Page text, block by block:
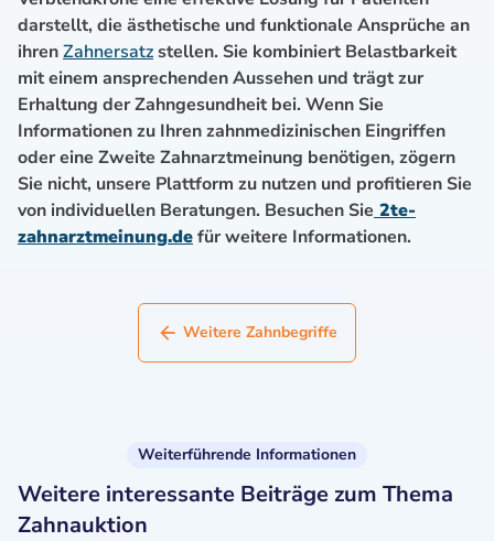
darstellt, die ästhetische und funktionale Ansprüche an
ihrenZahnersatzstellen. Sie kombiniert Belastbarkeit
mit einem ansprechenden Aussehen und trägt zur
Erhaltung der Zahngesundheit bei. Wenn Sie
Informationen zu Ihren zahnmedizinischen Eingriffen
oder eine Zweite Zahnarztmeinung benötigen, zögern
Sie nicht, unsere Plattform zu nutzen und profitieren Sie
von individuellen Beratungen. Besuchen Sie 2te-
zahnarztmeinung.defür weitere Informationen.
Weitere Zahnbegriffe
Weiterführende Informationen
Weitere interessante Beiträge zum Thema
Zahnauktion